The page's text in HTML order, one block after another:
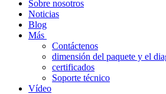
Sobre nosotros
Noticias
Blog
Más
Contáctenos
dimensión del paquete y el
certificados
Soporte técnico
Vídeo